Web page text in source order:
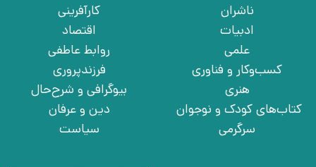
ناشران
ادبیات
علمی
کسب‌وکار و فناوری
هنری
کتاب‌های کودک و نوجوان
سرگرمی
کارآفرینی
اقتصاد
روابط عاطفی
فرزندپروری
بیوگرافی و شرح‌حال
دین و عرفان
سیاست